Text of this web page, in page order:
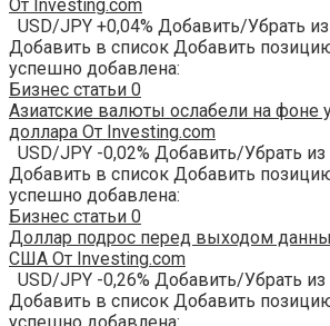
От Investing.com
USD/JPY +0,04% Добавить/Убрать
Добавить в список Добавить
успешно добавлена:
Бизнес статьи 0
Азиатские валюты ослабели на фоне
доллара От Investing.com
USD/JPY -0,02% Добавить/Убрать из
Добавить в список Добавить
успешно добавлена:
Бизнес статьи 0
Доллар подрос перед выходом
США От Investing.com
USD/JPY -0,26% Добавить/Убрать из
Добавить в список Добавить